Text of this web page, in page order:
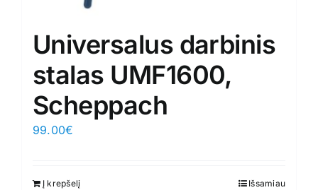
Universalus darbinis
stalas UMF1600,
Scheppach
99.00€
Į krepšelį Išsamiau